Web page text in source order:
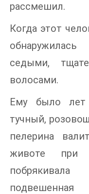
рассмешил.
Когда этот
седыми,
волосами.
Ему было
тучный,
пелерина
животе при